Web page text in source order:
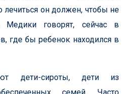
лечиться он должен, чтобы не
Медики говорят, сейчас в
где бы ребенок находился в
дети-сироты, дети из